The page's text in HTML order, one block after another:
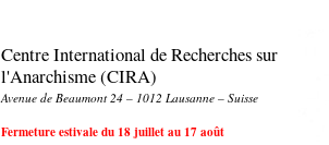
Centre International de Recherches sur
l'Anarchisme (CIRA)
Avenue de Beaumont 24 – 1012 Lausanne – Suisse
Fermeture estivale du 18 juillet au 17 août